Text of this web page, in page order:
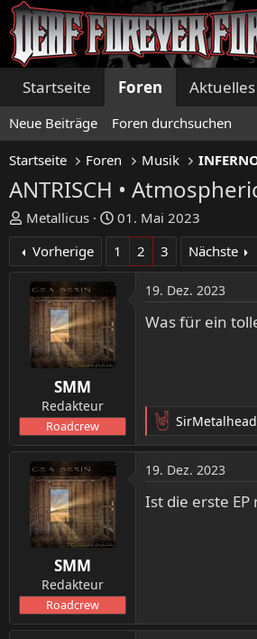
Startseite Foren Aktuelles
Neue Beiträge Foren durchsuchen
Startseite Foren Musik
ANTRISCH •
E
r
t
e
e
Metallicus
E
r
s
t
01. Mai 2023
Vorherige
1 2 3 Nächste
SMM
Redakteur
Roadcrew
19. Dez. 2023
Was für ein
R
e
a
k
t
SirMetalhead
SMM
Redakteur
Roadcrew
19. Dez. 2023
Ist die erste